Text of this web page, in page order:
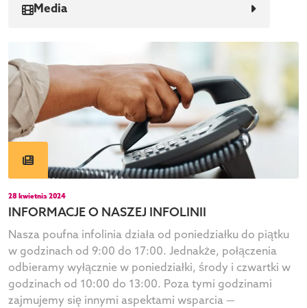
Media
28 kwietnia 2024
INFORMACJE O NASZEJ INFOLINII
Nasza poufna infolinia działa od poniedziałku do piątku
w godzinach od 9:00 do 17:00. Jednakże, połączenia
odbieramy wyłącznie w poniedziałki, środy i czwartki w
godzinach od 10:00 do 13:00. Poza tymi godzinami
zajmujemy się innymi aspektami wsparcia —